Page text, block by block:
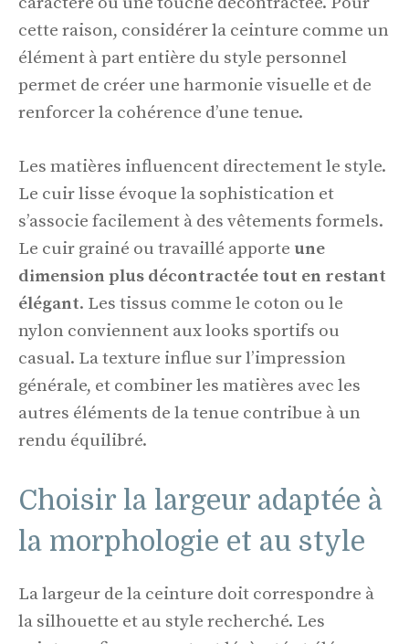
cette raison, considérer la ceinture comme un
élément à part entière du style personnel
permet de créer une harmonie visuelle et de
renforcer la cohérence d’une tenue.
Les matières influencent directement le style.
Le cuir lisse évoque la sophistication et
s’associe facilement à des vêtements formels.
Le cuir grainé ou travaillé apporte une
dimension plus décontractée tout en restant
élégant. Les tissus comme le coton ou le
nylon conviennent aux looks sportifs ou
casual. La texture influe sur l’impression
générale, et combiner les matières avec les
autres éléments de la tenue contribue à un
rendu équilibré.
Choisir la largeur adaptée à
la morphologie et au style
La largeur de la ceinture doit correspondre à
la silhouette et au style recherché. Les